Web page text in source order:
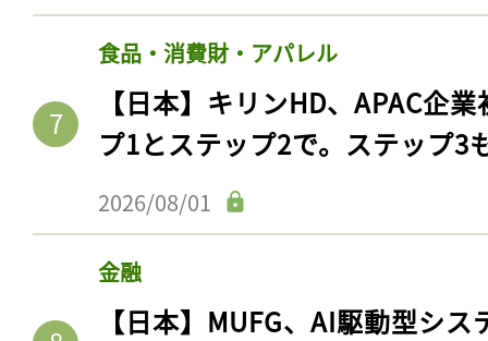
食品・消費財・アパレル
【日本】キリンHD、APAC企
プ1とステップ2で。ステップ3
2026/08/01
金融
【日本】MUFG、AI駆動型シ